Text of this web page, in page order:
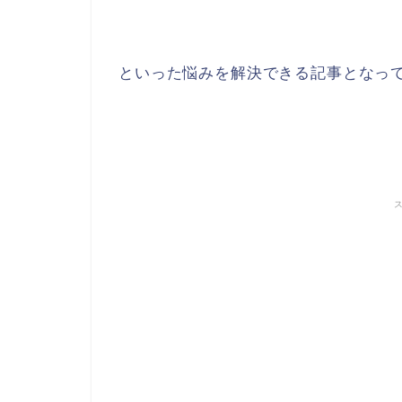
といった悩みを解決できる記事となっ